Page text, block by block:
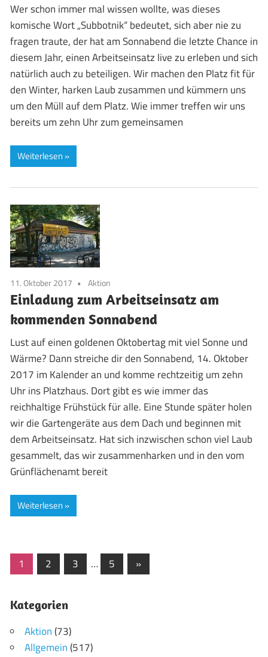
Wer schon immer mal wissen wollte, was dieses
komische Wort „Subbotnik“ bedeutet, sich aber nie zu
fragen traute, der hat am Sonnabend die letzte Chance in
diesem Jahr, einen Arbeitseinsatz live zu erleben und sich
natürlich auch zu beteiligen. Wir machen den Platz fit für
den Winter, harken Laub zusammen und kümmern uns
um den Müll auf dem Platz. Wie immer treffen wir uns
bereits um zehn Uhr zum gemeinsamen
Weiterlesen
11. Oktober 2017 Aktion
Einladung zum Arbeitseinsatz am
kommenden Sonnabend
Lust auf einen goldenen Oktobertag mit viel Sonne und
Wärme? Dann streiche dir den Sonnabend, 14. Oktober
2017 im Kalender an und komme rechtzeitig um zehn
Uhr ins Platzhaus. Dort gibt es wie immer das
reichhaltige Frühstück für alle. Eine Stunde später holen
wir die Gartengeräte aus dem Dach und beginnen mit
dem Arbeitseinsatz. Hat sich inzwischen schon viel Laub
gesammelt, das wir zusammenharken und in den vom
Grünflächenamt bereit
Weiterlesen
Seitennummerierung
Beiträge
1 2 3 … 5
Nächste
Beiträge
»
Kategorien
Aktion(73)
Allgemein(517)